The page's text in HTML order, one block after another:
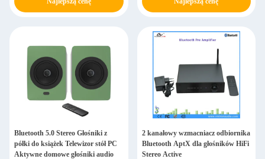
Bluetooth 5.0 Stereo Głośniki z
półki do książek Telewizor stół PC
Aktywne domowe głośniki audio
2 kanałowy wzmacniacz odbiornika
Bluetooth AptX dla głośników HiFi
Stereo Active